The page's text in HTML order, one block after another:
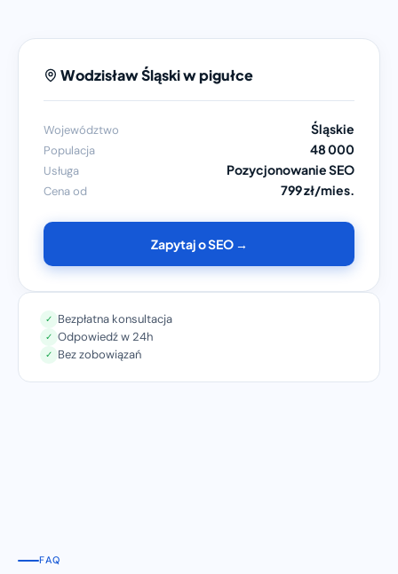
Wodzisław Śląski w pigułce
Województwo Śląskie
Populacja 48 000
Usługa Pozycjonowanie SEO
Cena od 799 zł/mies.
Zapytaj o SEO →
✓ Bezpłatna konsultacja
✓ Odpowiedź w 24h
✓ Bez zobowiązań
FAQ